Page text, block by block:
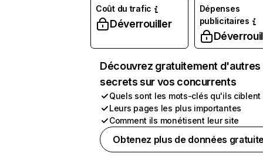
Coût du trafic
Déverrouiller
Dépenses
publicitaires
Découvrez gratuitement d'autres
secrets sur vos concurrents
Quels sont les mots-clés qu'ils ciblent
Leurs pages les plus importantes
Comment ils monétisent leur site
Obtenez plus de données